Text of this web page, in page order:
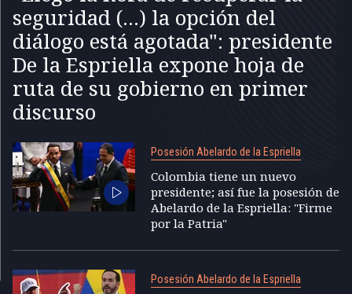
seguridad (...) la opción del
diálogo está agotada": presidente
De la Espriella expone hoja de
ruta de su gobierno en primer
discurso
Posesión Abelardo de la Espriella
Colombia tiene un nuevo
presidente; así fue la posesión de
Abelardo de la Espriella: "Firme
por la Patria"
Posesión Abelardo de la Espriella